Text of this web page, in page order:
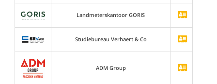
Landmeterskantoor GORIS
Studiebureau Verhaert & Co
ADM Group